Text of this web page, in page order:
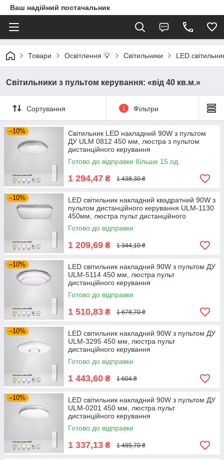
Ваш надійний постачальник
Товари Освітлення 💡 Світильники LED
Світильники з пультом керування: «від 40 кв.м.»
Сортування 1 Фільтри
–10%
Світильник LED накладний 90W з пультом
ДУ ULM 0812 450 мм, люстра з пультом
дистанційного керування
Готово до відправки більше 15 од.
1 294,47 ₴ 1 438,30 ₴
–10%
LED світильник накладний квадратний 90W з
пультом дистанційного керування ULM-1130
450мм, люстра пульт дистанційного
керування
Готово до відправки
1 209,69 ₴ 1 344,10 ₴
–10%
LED світильник накладний 90W з пультом ДУ
ULM-5114 450 мм, люстра пульт
дистанційного керування
Готово до відправки
1 510,83 ₴ 1 678,70 ₴
–10%
LED світильник накладний 90W з пультом ДУ
ULM-3295 450 мм, люстра пульт
дистанційного керування
Готово до відправки
1 443,60 ₴ 1 604 ₴
–10%
LED світильник накладний 90W з пультом ДУ
ULM-0201 450 мм, люстра пульт
дистанційного керування
Готово до відправки
1 337,13 ₴ 1 485,70 ₴